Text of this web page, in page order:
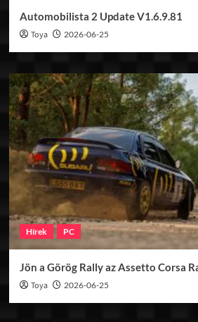
Automobilista 2 Update V1.6.9.81
Toya 2026-06-25
Hírek PC
Jön a Görög Rally az Assetto Corsa
Toya 2026-06-25